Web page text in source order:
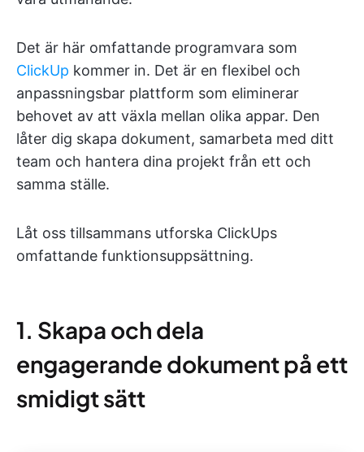
Det är här omfattande programvara som
ClickUp kommer in. Det är en flexibel och
anpassningsbar plattform som eliminerar
behovet av att växla mellan olika appar. Den
låter dig skapa dokument, samarbeta med ditt
team och hantera dina projekt från ett och
samma ställe.
Låt oss tillsammans utforska ClickUps
omfattande funktionsuppsättning.
1. Skapa och dela
engagerande dokument på ett
smidigt sätt